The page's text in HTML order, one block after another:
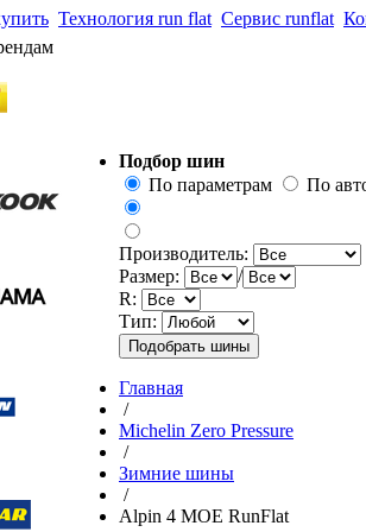
Технология run flat Сервис runflat
Подбор шин
По параметрам
По
Производитель:
Размер:
/
R:
Тип:
Главная
/
Michelin Zero Pressure
/
Зимние шины
/
Alpin 4 MOE RunFlat